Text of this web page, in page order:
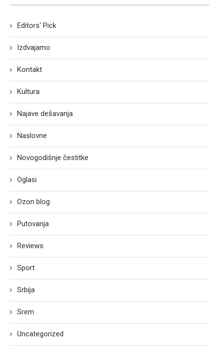
Editors' Pick
Izdvajamo
Kontakt
Kultura
Najave dešavanja
Naslovne
Novogodišnje čestitke
Oglasi
Ozon blog
Putovanja
Reviews
Sport
Srbija
Srem
Uncategorized